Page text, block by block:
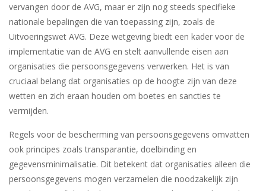
vervangen door de AVG, maar er zijn nog steeds specifieke
nationale bepalingen die van toepassing zijn, zoals de
Uitvoeringswet AVG. Deze wetgeving biedt een kader voor de
implementatie van de AVG en stelt aanvullende eisen aan
organisaties die persoonsgegevens verwerken. Het is van
cruciaal belang dat organisaties op de hoogte zijn van deze
wetten en zich eraan houden om boetes en sancties te
vermijden.
Regels voor de bescherming van persoonsgegevens omvatten
ook principes zoals transparantie, doelbinding en
gegevensminimalisatie. Dit betekent dat organisaties alleen die
persoonsgegevens mogen verzamelen die noodzakelijk zijn